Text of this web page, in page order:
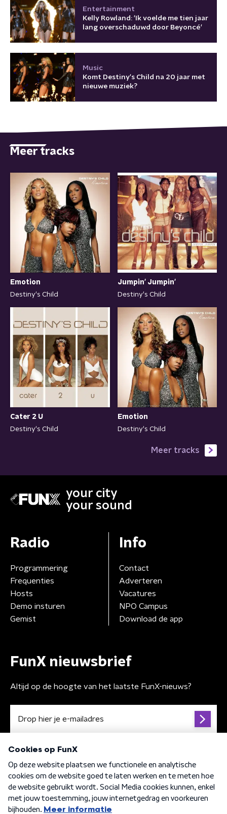
Entertainment
Kelly Rowland: 'Ik voelde me tien jaar
lang overschaduwd door Beyoncé'
Music
Komt Destiny's Child na 20 jaar met
nieuwe muziek?
Meer tracks
Emotion
Destiny's Child
Jumpin' Jumpin'
Destiny's Child
Cater 2 U
Destiny's Child
Emotion
Destiny's Child
Meer tracks
your city
your sound
Radio
Programmering
Frequenties
Hosts
Demo insturen
Gemist
Info
Contact
Adverteren
Vacatures
NPO Campus
Download de app
FunX nieuwsbrief
Altijd op de hoogte van het laatste FunX-nieuws?
Algemene voorwaarden Privacybeleid